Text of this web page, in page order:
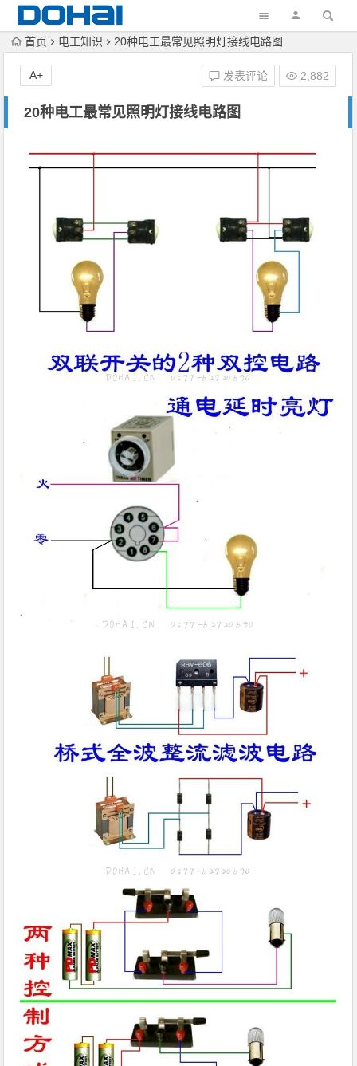
首页 电工知识 20种电工最常见照明灯接线电路图
20种电工最常见照明灯接线电路图
发表评论 2,882
A+